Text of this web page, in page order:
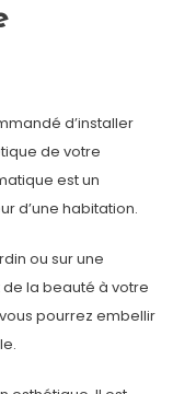
d’installer
de votre
est un
d’une habitation.
ou sur une
la beauté à votre
pourrez embellir